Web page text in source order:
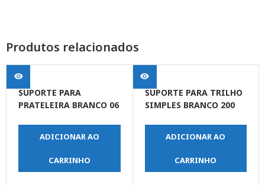
Produtos relacionados
SUPORTE PARA
PRATELEIRA BRANCO 06
ADICIONAR AO
CARRINHO
SUPORTE PARA TRILHO
SIMPLES BRANCO 200
ADICIONAR AO
CARRINHO